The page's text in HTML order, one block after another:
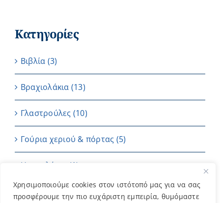
Χρησιμοποιούμε cookies στον ιστότοπό μας για να σας
προσφέρουμε την πιο ευχάριστη εμπειρία, θυμόμαστε
Κατηγορίες
Βιβλία (3)
Βραχιολάκια (13)
Γλαστρούλες (10)
Γούρια χεριού & πόρτας (5)
Ημερολόγιο (1)
Καρτούλες